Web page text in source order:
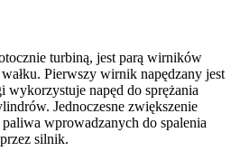
turbiną, jest parą wirników
Pierwszy wirnik napędzany jest
wykorzystuje napęd do sprężania
Jednoczesne zwiększenie
wprowadzanych do spalenia
silnik.